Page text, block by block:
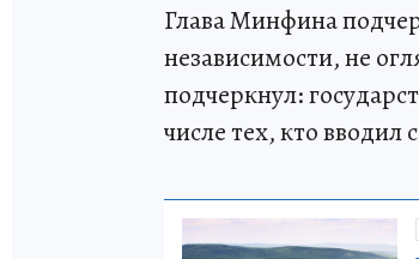
Глава Минфина
независимости, не
подчеркнул:
числе тех, кто